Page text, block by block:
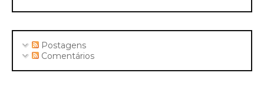
Postagens
Comentários